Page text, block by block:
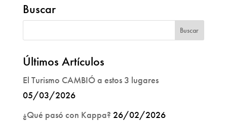
Buscar
Últimos Artículos
El Turismo CAMBIÓ a estos 3 lugares
05/03/2026
¿Qué pasó con Kappa? 26/02/2026